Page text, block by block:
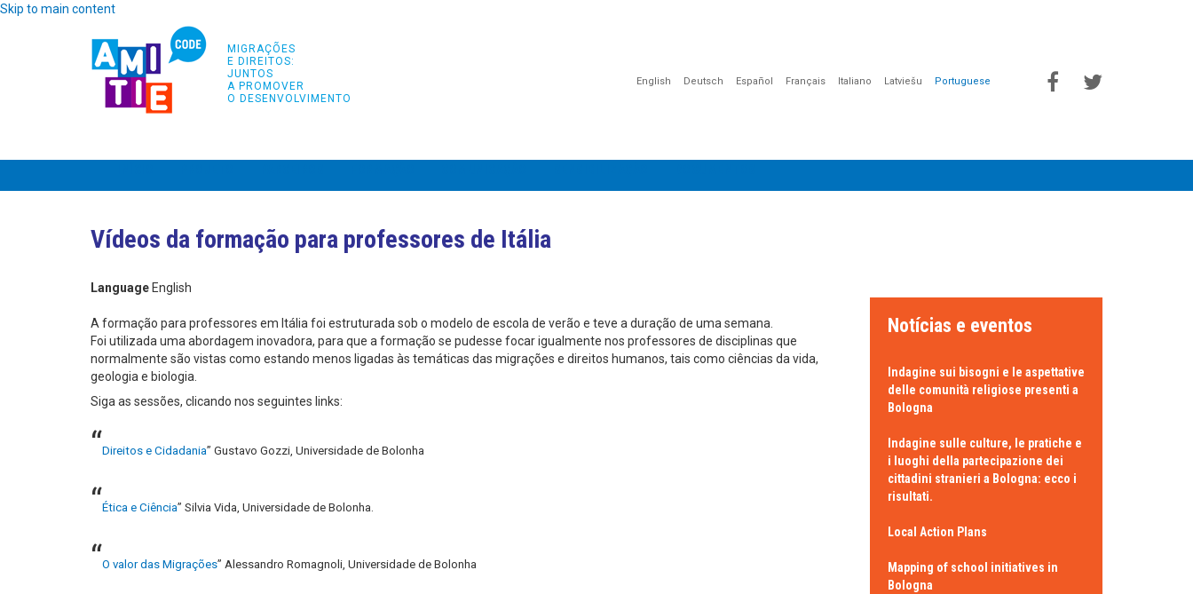
Skip to main content
MIGRAÇÕES
E DIREITOS:
JUNTOS
A PROMOVER
O DESENVOLVIMENTO
English Deutsch Español Français Italiano Latviešu Portuguese
Vídeos da formação para professores de Itália
Language English
A formação para professores em Itália foi estruturada sob o modelo de escola de verão e teve a duração de uma semana.
Foi utilizada uma abordagem inovadora, para que a formação se pudesse focar igualmente nos professores de disciplinas que
normalmente são vistas como estando menos ligadas às temáticas das migrações e direitos humanos, tais como ciências da vida,
geologia e biologia.
Siga as sessões, clicando nos seguintes links:
“Direitos e Cidadania” Gustavo Gozzi, Universidade de Bolonha
“Ética e Ciência” Silvia Vida, Universidade de Bolonha.
“O valor das Migrações” Alessandro Romagnoli, Universidade de Bolonha
Notícias e eventos
Indagine sui bisogni e le aspettative
delle comunità religiose presenti a
Bologna
Indagine sulle culture, le pratiche e
i luoghi della partecipazione dei
cittadini stranieri a Bologna: ecco i
risultati.
Local Action Plans
Mapping of school initiatives in
Bologna